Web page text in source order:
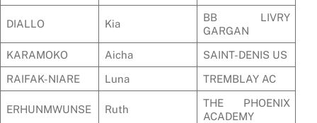
DIALLO Kia
BB LIVRY
GARGAN
KARAMOKO
Aicha
SAINT-DENIS US
RAIFAK-NIARE
Luna TREMBLAY AC
ERHUNMWUNSE Ruth
THE PHOENIX
ACADEMY